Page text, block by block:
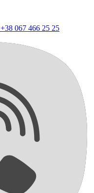
+38 067 466 25 25